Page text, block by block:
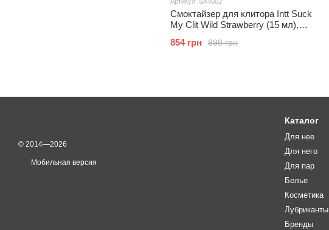
Смоктайзер для клитора Intt Suck
My Clit Wild Strawberry (15 мл),
посасывания
899 грн
854 грн
© 2014—2026
Мобильная версия
Каталог
Для нее
Для него
Для пар
Белье
Косметика
Лубриканты
Бренды